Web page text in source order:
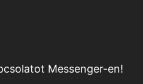
Messenger-en!